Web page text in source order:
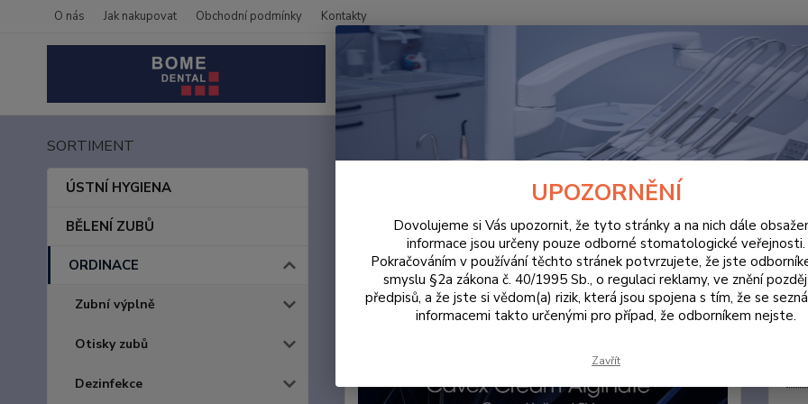
O nás Jak nakupovat Obchodní podmínky Kontakty
SORTIMENT
ÚSTNÍ HYGIENA
BĚLENÍ ZUBŮ
ORDINACE
Zubní výplně
Otisky zubů
Dezinfekce
ORDINACE Cavex Cream Alginate Normal Set 1ks
Cavex Cream Alginate Normal Set 1ks
celý
UPOZORNĚNÍ
Dovolujeme si Vás upozornit, že tyto stránky a na nich dále
informace jsou určeny pouze odborné stomatologické veřejnosti.
Pokračováním v používání těchto stránek potvrzujete, že jste
smyslu §2a zákona č. 40/1995 Sb., o regulaci reklamy, ve znění
předpisů, a že jste si vědom(a) rizik, která jsou spojena s tím, že se
informacemi takto určenými pro případ, že odborníkem nejste.
Zavřít